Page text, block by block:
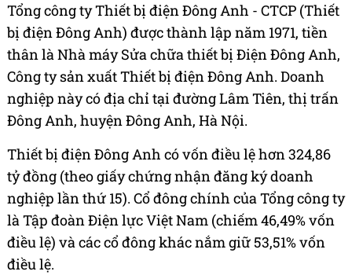
Tổng công ty Thiết bị điện Đông Anh - CTCP (Thiết
bị điện Đông Anh) được thành lập năm 1971, tiền
thân là Nhà máy Sửa chữa thiết bị Điện Đông Anh,
Công ty sản xuất Thiết bị điện Đông Anh. Doanh
nghiệp này có địa chỉ tại đường Lâm Tiên, thị trấn
Đông Anh, huyện Đông Anh, Hà Nội.
Thiết bị điện Đông Anh có vốn điều lệ hơn 324,86
tỷ đồng (theo giấy chứng nhận đăng ký doanh
nghiệp lần thứ 15). Cổ đông chính của Tổng công ty
là Tập đoàn Điện lực Việt Nam (chiếm 46,49% vốn
điều lệ) và các cổ đông khác nắm giữ 53,51% vốn
điều lệ.